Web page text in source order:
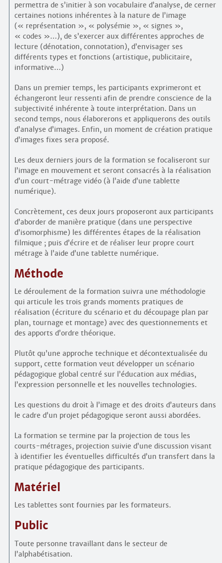
permettra de s’initier à son vocabulaire d’analyse, de cerner
certaines notions inhérentes à la nature de l’image
(« représentation », « polysémie », « signes »,
« codes »…), de s’exercer aux différentes approches de
lecture (dénotation, connotation), d’envisager ses
différents types et fonctions (artistique, publicitaire,
informative…)
Dans un premier temps, les participants exprimeront et
échangeront leur ressenti afin de prendre conscience de la
subjectivité inhérente à toute interprétation. Dans un
second temps, nous élaborerons et appliquerons des outils
d’analyse d’images. Enfin, un moment de création pratique
d’images fixes sera proposé.
Les deux derniers jours de la formation se focaliseront sur
l’image en mouvement et seront consacrés à la réalisation
d’un court-métrage vidéo (à l’aide d’une tablette
numérique).
Concrètement, ces deux jours proposeront aux participants
d’aborder de manière pratique (dans une perspective
d’isomorphisme) les différentes étapes de la réalisation
filmique ; puis d’écrire et de réaliser leur propre court
métrage à l’aide d’une tablette numérique.
Méthode
Le déroulement de la formation suivra une méthodologie
qui articule les trois grands moments pratiques de
réalisation (écriture du scénario et du découpage plan par
plan, tournage et montage) avec des questionnements et
des apports d’ordre théorique.
Plutôt qu’une approche technique et décontextualisée du
support, cette formation veut développer un scénario
pédagogique global centré sur l’éducation aux médias,
l’expression personnelle et les nouvelles technologies.
Les questions du droit à l’image et des droits d’auteurs dans
le cadre d’un projet pédagogique seront aussi abordées.
La formation se termine par la projection de tous les
courts-métrages, projection suivie d’une discussion visant
à identifier les éventuelles difficultés d’un transfert dans la
pratique pédagogique des participants.
Matériel
Les tablettes sont fournies par les formateurs.
Public
Toute personne travaillant dans le secteur de
l’alphabétisation.